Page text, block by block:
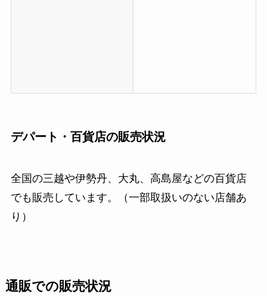
デパート・百貨店の販売状況
全国の三越や伊勢丹、大丸、高島屋などの百貨店
でも販売しています。（一部取扱いのない店舗あ
り）
通販での販売状況